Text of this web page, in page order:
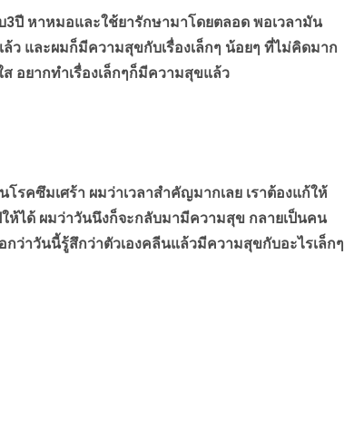
หาหมอและใช้ยารักษามาโดยตลอด พอเวลามัน
ว และผมก็มีความสุขกับเรื่องเล็กๆ น้อยๆ ที่ไม่คิดมาก
อยากทำเรื่องเล็กๆก็มีความสุขแล้ว
ซึมเศร้า ผมว่าเวลาสำคัญมากเลย เราต้องแก้ให้
ห้ได้ ผมว่าวันนึงก็จะกลับมามีความสุข กลายเป็นคน
ว่าวันนี้รู้สึกว่าตัวเองคลีนแล้วมีความสุขกับอะไรเล็กๆ